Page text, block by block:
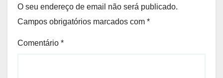
O seu endereço de email não será publicado.
Campos obrigatórios marcados com *
Comentário *